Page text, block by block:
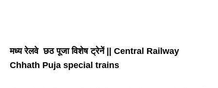
मध्य रेलवे छठ पूजा विशेष ट्रेनें || Central Railway
Chhath Puja special trains